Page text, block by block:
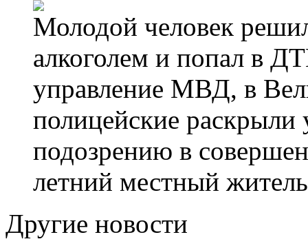
Молодой человек
алкоголем и попал в
управление МВД, в
полицейские
подозрению в
летний местный
Другие новости